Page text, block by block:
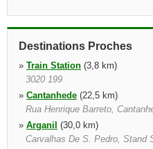
Destinations Proches
» Train Station (3,8 km)
3020 199
» Cantanhede (22,5 km)
Rua Henrique Barreto,
» Arganil (30,0 km)
Carvalhas De S. Pedro, Stand